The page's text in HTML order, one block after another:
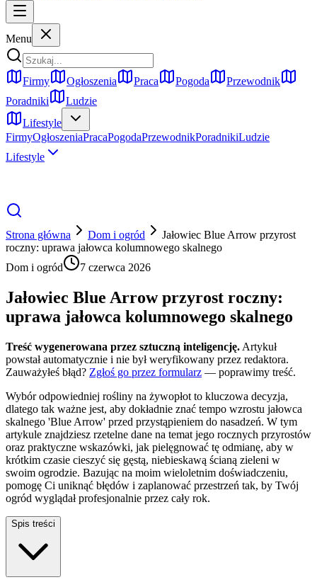
Menu
Firmy Ogłoszenia Praca Pogoda
Przewodnik
Poradniki
Ludzie
Lifestyle
FirmyOgłoszeniaPracaPogodaPrzewodnikPoradnikiLudzie
Lifestyle
Strona główna Dom i ogród
Jałowiec Blue Arrow przyrost
roczny: uprawa jałowca kolumnowego skalnego
Dom i ogród
7 czerwca 2026
Jałowiec Blue Arrow przyrost roczny:
uprawa jałowca kolumnowego skalnego
Treść wygenerowana przez sztuczną inteligencję. Artykuł
powstał automatycznie i nie był weryfikowany przez redaktora.
Zauważyłeś błąd? Zgłoś go przez formularz — poprawimy treść.
Wybór odpowiedniej rośliny na żywopłot to kluczowa decyzja,
dlatego tak ważne jest, aby dokładnie znać tempo wzrostu jałowca
skalnego 'Blue Arrow' przed przystąpieniem do nasadzeń. W tym
artykule znajdziesz rzetelne dane na temat jego rocznych przyrostów
oraz praktyczne wskazówki, jak pielęgnować tę odmianę, aby w
krótkim czasie cieszyć się gęstą, niebieskawą ścianą zieleni w
swoim ogrodzie. Bazując na moim wieloletnim doświadczeniu,
pomogę Ci uniknąć błędów i zaplanować przestrzeń tak, by Twój
ogród wyglądał profesjonalnie przez cały rok.
Spis treści